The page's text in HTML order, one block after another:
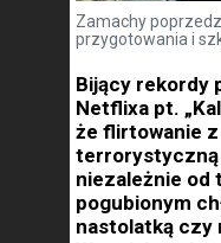
Zamachy
przygotowania i
Bijący rekordy
Netflixa pt.
że flirtowanie
terrorystyczną
niezależnie od
pogubionym
nastolatką czy